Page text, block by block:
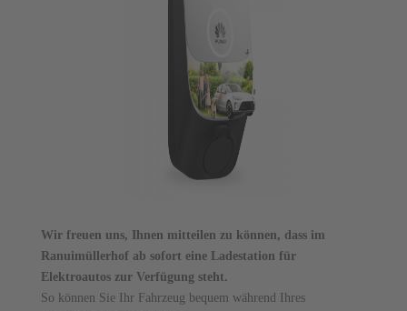
Wir freuen uns, Ihnen mitteilen zu können, dass im
Ranuimüllerhof ab sofort eine Ladestation für
Elektroautos zur Verfügung steht.
So können Sie Ihr Fahrzeug bequem während Ihres